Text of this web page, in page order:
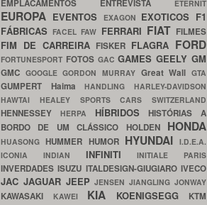
EMPLACAMENTOS ENTREVISTA ETERNIT
EUROPA EVENTOS EXAGON EXOTICOS F1
FÁBRICASFACELFAW FERRARI FIAT FILMES
FIM DE CARREIRA FISKER FLAGRA FORD
FORTUNESPORT FOTOS GACGAMESGEELYGM
GMC GOOGLEGORDON MURRAY Great WallGTA
GUMPERT HaimaHANDLINGHARLEY-DAVIDSON
HAWTAI HEALEY SPORTS CARS SWITZERLAND
HENNESSEY HERPA HÍBRIDOSHISTÓRIAS A
BORDO DE UM CLÁSSICO HOLDEN HONDA
HUASONGHUMMER HUMOR HYUNDAI I.D.E.A.
ICONIA INDIAN INFINITIINITIALE PARIS
INVERDADESISUZU ITALDESIGN-GIUGIAROIVECO
JAC JAGUAR JEEPJENSENJIANGLINGJONWAY
KAWASAKI KAWEI KIA KOENIGSEGG KTM